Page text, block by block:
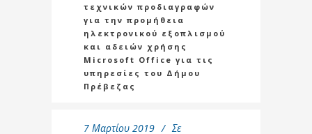
τεχνικών προδιαγραφών
για την προμήθεια
ηλεκτρονικού εξοπλισμού
και αδειών χρήσης
Microsoft Office για τις
υπηρεσίες του Δήμου
Πρέβεζας
7 Μαρτίου 2019
Σε